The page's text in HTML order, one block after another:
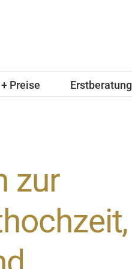
Preise Erstberatung
zur